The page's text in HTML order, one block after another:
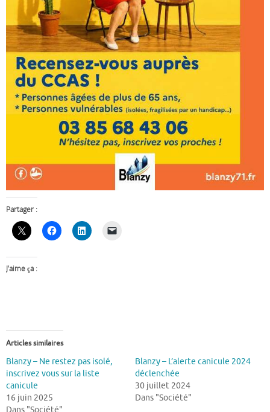
Partager :
J’aime ça :
Articles similaires
Blanzy – Ne restez pas isolé,
inscrivez vous sur la liste
canicule
16 juin 2025
Blanzy – L’alerte canicule 2024
déclenchée
30 juillet 2024
Dans "Société"